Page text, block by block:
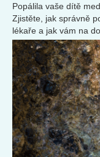
Popálila vaše dítě medúza nebo šláplo na mořského ježka?
Zjistěte, jak správně
lékaře a jak vám na